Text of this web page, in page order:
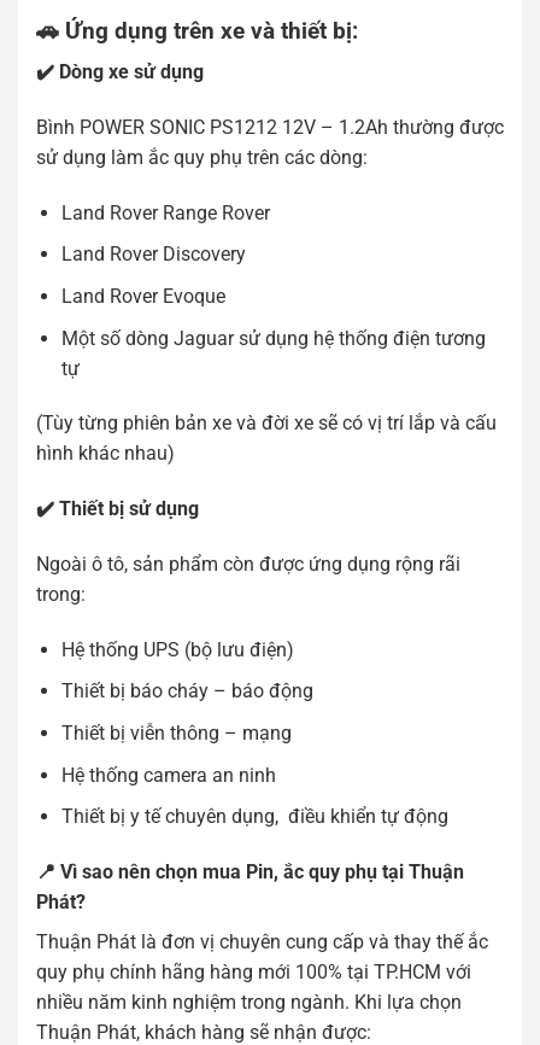
🚗 Ứng dụng trên xe và thiết bị:
✔️ Dòng xe sử dụng
Bình POWER SONIC PS1212 12V – 1.2Ah thường được
sử dụng làm ắc quy phụ trên các dòng:
Land Rover Range Rover
Land Rover Discovery
Land Rover Evoque
Một số dòng Jaguar sử dụng hệ thống điện tương
tự
(Tùy từng phiên bản xe và đời xe sẽ có vị trí lắp và cấu
hình khác nhau)
✔️ Thiết bị sử dụng
Ngoài ô tô, sản phẩm còn được ứng dụng rộng rãi
trong:
Hệ thống UPS (bộ lưu điện)
Thiết bị báo cháy – báo động
Thiết bị viễn thông – mạng
Hệ thống camera an ninh
Thiết bị y tế chuyên dụng, điều khiển tự động
📍 Vì sao nên chọn mua Pin, ắc quy phụ tại Thuận
Phát?
Thuận Phát là đơn vị chuyên cung cấp và thay thế ắc
quy phụ chính hãng hàng mới 100% tại TP.HCM với
nhiều năm kinh nghiệm trong ngành. Khi lựa chọn
Thuận Phát, khách hàng sẽ nhận được: